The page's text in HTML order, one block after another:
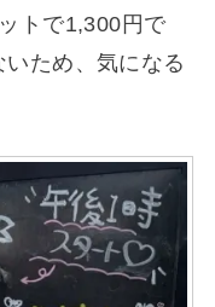
トで1,300円で
ため、気になる